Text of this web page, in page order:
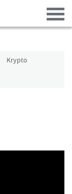
Krypto